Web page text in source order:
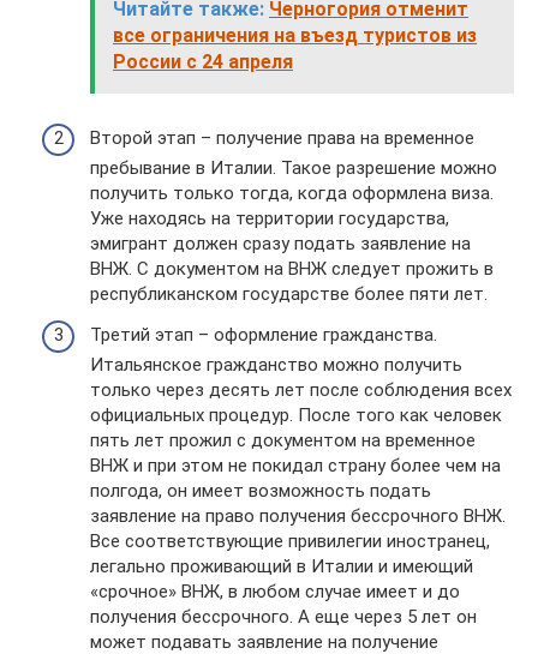
Читайте также: Черногория отменит
все ограничения на въезд туристов из
России с 24 апреля
Второй этап – получение права на временное
пребывание в Италии. Такое разрешение можно
получить только тогда, когда оформлена виза.
Уже находясь на территории государства,
эмигрант должен сразу подать заявление на
ВНЖ. С документом на ВНЖ следует прожить в
республиканском государстве более пяти лет.
Третий этап – оформление гражданства.
Итальянское гражданство можно получить
только через десять лет после соблюдения всех
официальных процедур. После того как человек
пять лет прожил с документом на временное
ВНЖ и при этом не покидал страну более чем на
полгода, он имеет возможность подать
заявление на право получения бессрочного ВНЖ.
Все соответствующие привилегии иностранец,
легально проживающий в Италии и имеющий
«срочное» ВНЖ, в любом случае имеет и до
получения бессрочного. А еще через 5 лет он
может подавать заявление на получение